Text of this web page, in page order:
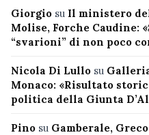
Giorgio su Il ministero
Molise, Forche Caudine:
“svarioni” di non poco
Nicola Di Lullo su
Monaco: «Risultato
politica della Giunta
Pino su Gamberale,